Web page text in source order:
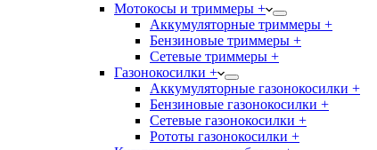
Мотокосы и триммеры +
Аккумуляторные триммеры +
Бензиновые триммеры +
Сетевые триммеры +
Газонокосилки +
Аккумуляторные газонокосилки +
Бензиновые газонокосилки +
Сетевые газонокосилки +
Рототы газонокосилки +